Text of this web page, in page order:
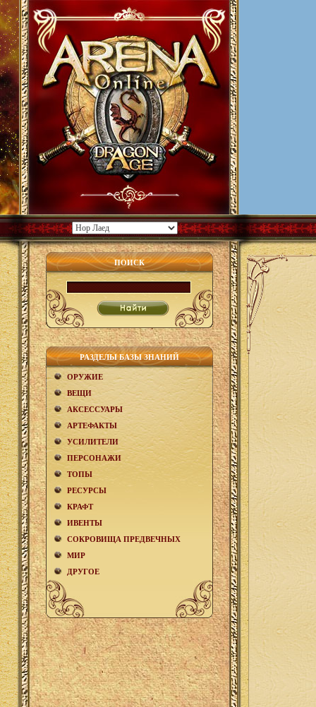
ПОИСК
РАЗДЕЛЫ БАЗЫ ЗНАНИЙ
ОРУЖИЕ
ВЕЩИ
АКCЕСCУАРЫ
АРТЕФАКТЫ
УСИЛИТЕЛИ
ПЕРСОНАЖИ
ТОПЫ
РЕСУРСЫ
КРАФТ
ИВЕНТЫ
СОКРОВИЩА ПРЕДВЕЧНЫХ
МИР
ДРУГОЕ